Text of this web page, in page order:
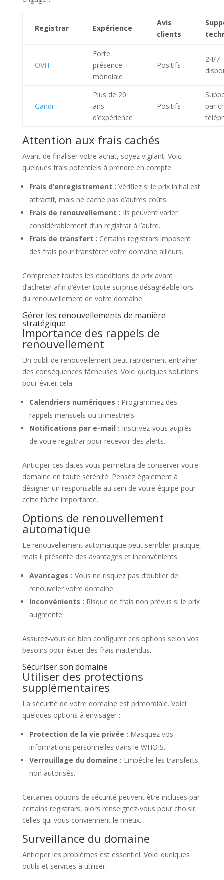
Registrar Expérience
Avis
clients
OVH
Forte
présence
mondiale
Positifs
24/7
Gandi
Plus de 20
ans
d’expérience
Positifs
par
Attention aux frais cachés
Avant de finaliser votre achat, soyez vigilant. Voici
quelques frais potentiels à prendre en compte :
Frais d’enregistrement : Vérifiez si le prix initial est
attractif, mais ne cache pas d’autres coûts.
Frais de renouvellement : Ils peuvent varier
considérablement d’un registrar à l’autre.
Frais de transfert : Certains registrars imposent
des frais pour transférer votre domaine ailleurs.
Comprenez toutes les conditions de prix avant
d’acheter afin d’éviter toute surprise désagréable lors
du renouvellement de votre domaine.
Gérer les renouvellements de manière
stratégique
Importance des rappels de
renouvellement
Un oubli de renouvellement peut rapidement entraîner
des conséquences fâcheuses. Voici quelques solutions
pour éviter cela :
Calendriers numériques : Programmez des
rappels mensuels ou trimestriels.
Notifications par e-mail : Inscrivez-vous auprès
de votre registrar pour recevoir des alerts.
Anticiper ces dates vous permettra de conserver votre
domaine en toute sérénité. Pensez également à
désigner un responsable au sein de votre équipe pour
cette tâche importante.
Options de renouvellement
automatique
Le renouvellement automatique peut sembler pratique,
mais il présente des avantages et inconvénients :
Avantages : Vous ne risquez pas d’oublier de
renouveler votre domaine.
Inconvénients : Risque de frais non prévus si le prix
augmente.
Assurez-vous de bien configurer ces options selon vos
besoins pour éviter des frais inattendus.
Sécuriser son domaine
Utiliser des protections
supplémentaires
La sécurité de votre domaine est primordiale. Voici
quelques options à envisager :
Protection de la vie privée : Masquez vos
informations personnelles dans le WHOIS.
Verrouillage du domaine : Empêche les transferts
non autorisés.
Certaines options de sécurité peuvent être incluses par
certains registrars, alors renseignez-vous pour choisir
celles qui vous conviennent le mieux.
Surveillance du domaine
Anticiper les problèmes est essentiel. Voici quelques
outils et services à utiliser :